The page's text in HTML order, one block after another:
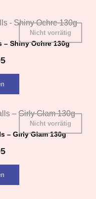
– Shiny Ochre 130g
Nicht vorrätig
– Girly Glam 130g
Nicht vorrätig